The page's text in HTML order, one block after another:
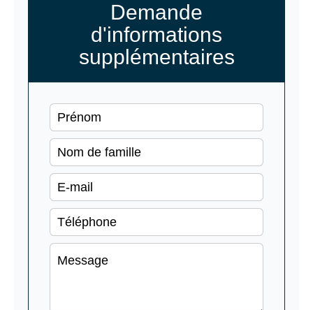
Demande
d'informations
supplémentaires